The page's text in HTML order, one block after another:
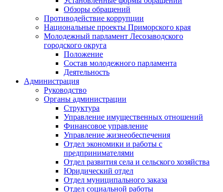
Обзоры обращений
Противодействие коррупции
Национальные проекты Приморского края
Молодежный парламент Лесозаводского
городского округа
Положение
Состав молодежного парламента
Деятельность
Администрация
Руководство
Органы администрации
Структура
Управление имущественных отношений
Финансовое управление
Управление жизнеобеспечения
Отдел экономики и работы с
предпринимателями
Отдел развития села и сельского хозяйства
Юридический отдел
Отдел муниципального заказа
Отдел социальной работы